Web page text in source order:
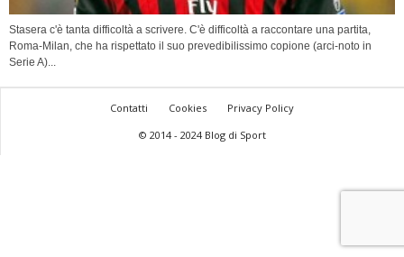
Stasera c'è tanta difficoltà a scrivere. C'è difficoltà a raccontare una partita,
Roma-Milan, che ha rispettato il suo prevedibilissimo copione (arci-noto in
Serie A)...
Contatti Cookies
Privacy Policy
© 2014 - 2024 Blog di Sport